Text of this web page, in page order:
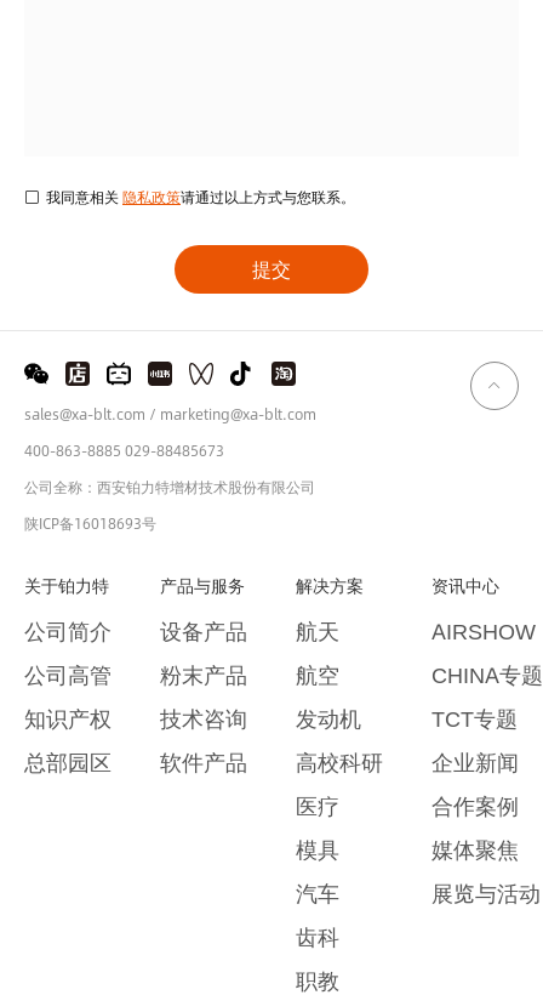
我同意相关隐私政策请通过以上方式与您联系。
sales@xa-blt.com / marketing@xa-blt.com
400-863-8885 029-88485673
公司全称：西安铂力特增材技术股份有限公司
陕ICP备16018693号
关于铂力特
公司简介
公司高管
知识产权
总部园区
产品与服务
设备产品
粉末产品
技术咨询
软件产品
解决方案
航天
航空
发动机
高校科研
医疗
模具
汽车
齿科
职教
资讯中心
AIRSHOW
CHINA专题
TCT专题
企业新闻
合作案例
媒体聚焦
展览与活动